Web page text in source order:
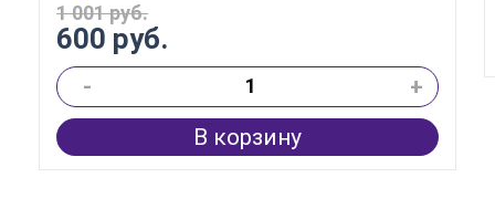
600 руб.
1 001 руб.
-
+
В корзину